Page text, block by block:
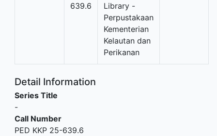
639.6
Library -
Perpustakaan
Kementerian
Kelautan dan
Perikanan
Detail Information
Series Title
-
Call Number
PED KKP 25-639.6